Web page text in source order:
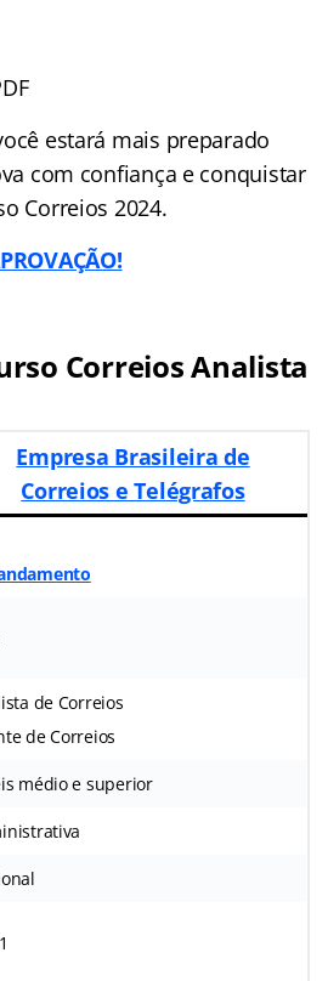
estará mais preparado
com confiança e conquistar
Correios 2024.
Correios Analista
Empresa Brasileira de
Correios e Telégrafos
de Correios
de Correios
médio e superior